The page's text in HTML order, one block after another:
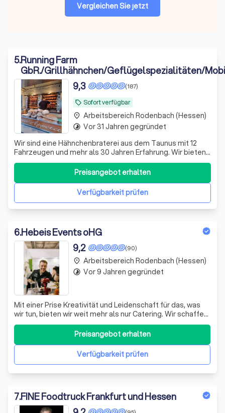
Vergleichen Sie jetzt
5.Running Farm
GbR./Grillhähnchen/Geflügelspezialitäten/
Grillstation
local_offer Sofort verfügbar
(187)
9,3
Wir sind eine Hähnchenbraterei aus dem Taunus mit 12
Fahrzeugen und mehr als 30 Jahren Erfahrung. Wir bieten
Catering für Hochzeiten, - türkische Hochzeiten,
Geschäftseröffnungen, Geburtstage, Vereinsfeiern, priv.
Events, Firmen Events etc. an. Außerdem finden Sie uns
die Woche über an verschiedene
Verfügbarkeit prüfen
Preisangebot erhalten
place Arbeitsbereich Rodenbach (Hessen)
timelapse Vor 31 Jahren gegründet
6.Hebeis Events oHG
(90)
9,2
Mit einer Prise Kreativität und Leidenschaft für das, was
wir tun, bieten wir weit mehr als nur Catering. Wir schaffen
unvergessliche Momente, verbinden Menschen und
hinterlassen wunderbare Erinnerungen. Unser Angebot
reicht von Kaffee-Catering mit mobiler Kaffeebar und
internationalen Snacks bis hiVerfügbarkeit prüfen
Preisangebot erhalten
place Arbeitsbereich Rodenbach (Hessen)
timelapse Vor 9 Jahren gegründet
7.FINE Foodtruck Frankfurt und Hessen